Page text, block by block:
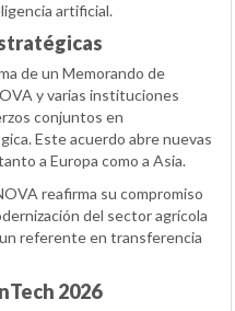
artificial.
de un Memorando de
y varias instituciones
conjuntos en
Este acuerdo abre nuevas
a Europa como a Asia.
reafirma su compromiso
del sector agrícola
referente en transferencia
2026